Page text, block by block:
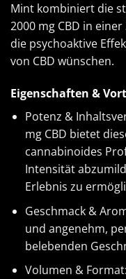
Mint kombiniert die
2000 mg CBD in
die psychoaktive
von CBD wünschen.
Eigenschaften &
Potenz &
mg CBD bietet
cannabinoides
Intensität
Erlebnis zu
Geschmack &
und angenehm,
belebenden
Volumen &